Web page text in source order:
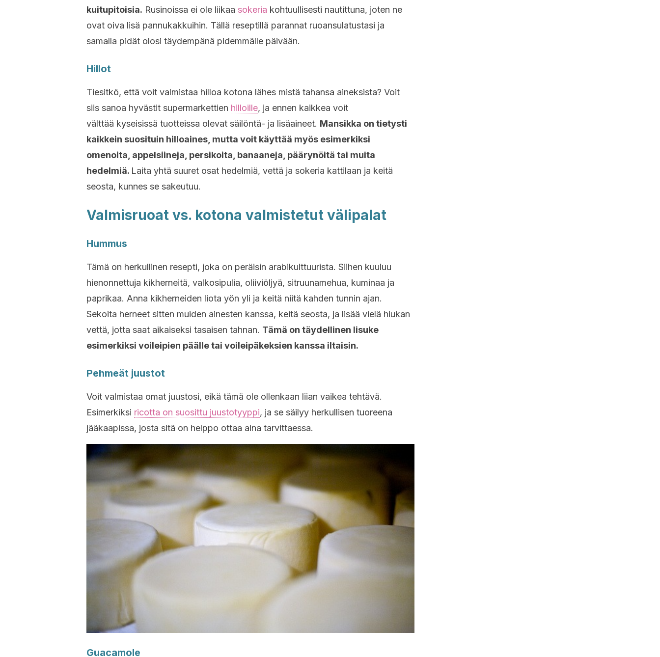
kuitupitoisia. Rusinoissa ei ole liikaa sokeria kohtuullisesti nautittuna, joten ne
ovat oiva lisä pannukakkuihin. Tällä reseptillä parannat ruoansulatustasi ja
samalla pidät olosi täydempänä pidemmälle päivään.
Hillot
Tiesitkö, että voit valmistaa hilloa kotona lähes mistä tahansa aineksista? Voit
siis sanoa hyvästit supermarkettien hilloille, ja ennen kaikkea voit
välttää kyseisissä tuotteissa olevat säilöntä- ja lisäaineet. Mansikka on tietysti
kaikkein suosituin hilloaines, mutta voit käyttää myös esimerkiksi
omenoita, appelsiineja, persikoita, banaaneja, päärynöitä tai muita
hedelmiä. Laita yhtä suuret osat hedelmiä, vettä ja sokeria kattilaan ja keitä
seosta, kunnes se sakeutuu.
Valmisruoat vs. kotona valmistetut välipalat
Hummus
Tämä on herkullinen resepti, joka on peräisin arabikulttuurista. Siihen kuuluu
hienonnettuja kikherneitä, valkosipulia, oliiviöljyä, sitruunamehua, kuminaa ja
paprikaa. Anna kikherneiden liota yön yli ja keitä niitä kahden tunnin ajan.
Sekoita herneet sitten muiden ainesten kanssa, keitä seosta, ja lisää vielä hiukan
vettä, jotta saat aikaiseksi tasaisen tahnan. Tämä on täydellinen lisuke
esimerkiksi voileipien päälle tai voileipäkeksien kanssa iltaisin.
Pehmeät juustot
Voit valmistaa omat juustosi, eikä tämä ole ollenkaan liian vaikea tehtävä.
Esimerkiksi ricotta on suosittu juustotyyppi, ja se säilyy herkullisen tuoreena
jääkaapissa, josta sitä on helppo ottaa aina tarvittaessa.
Guacamole